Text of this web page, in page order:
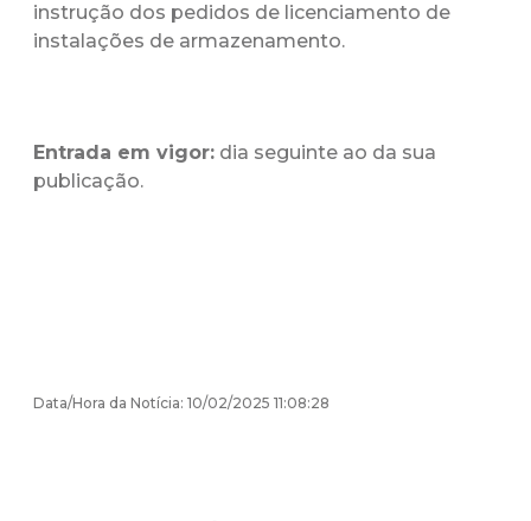
instrução dos pedidos de licenciamento de
instalações de armazenamento.
Entrada em vigor: dia seguinte ao da sua
publicação.
Data/Hora da Notícia: 10/02/2025 11:08:28